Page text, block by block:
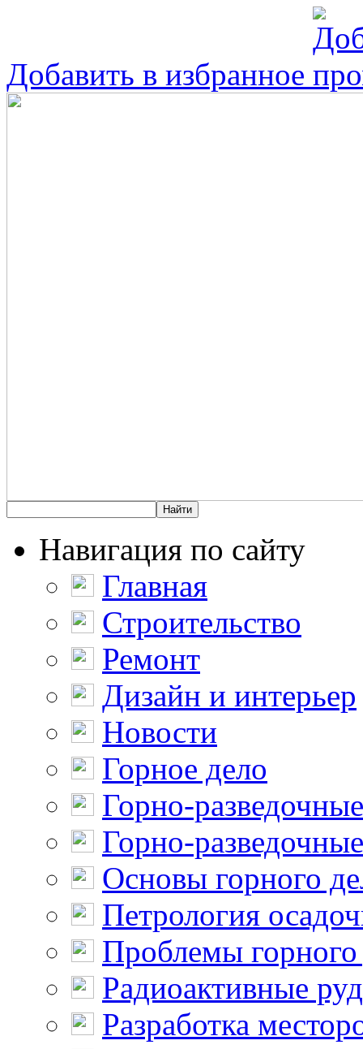
Добавить в избранное
Навигация по сайту
Главная
Строительство
Ремонт
Дизайн и интерьер
Новости
Горное дело
Горно-
Горно-
Основы горного
Петрология
Проблемы горного
Радиоактивные
Разработка